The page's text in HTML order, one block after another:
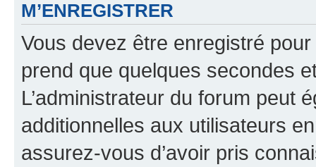
M’ENREGISTRER
Vous devez être enregistré
prend que quelques secondes
L’administrateur du forum peut
additionnelles aux utilisateurs
assurez-vous d’avoir pris